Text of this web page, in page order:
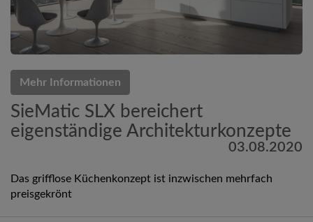
Mehr Informationen
SieMatic SLX bereichert
eigenständige Architekturkonzepte
03.08.2020
Das grifflose Küchenkonzept ist inzwischen mehrfach
preisgekrönt